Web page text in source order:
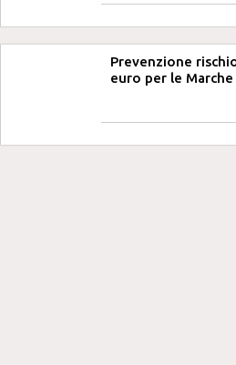
Prevenzione
euro per le Marche